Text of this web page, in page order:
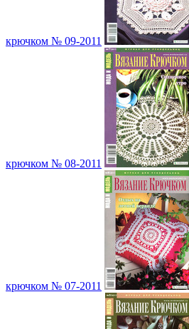
крючком № 09-2011
крючком № 08-2011
крючком № 07-2011